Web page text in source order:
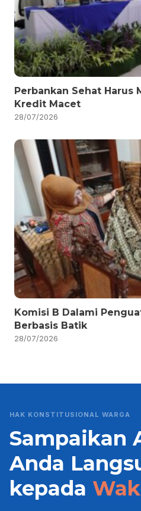
Perbankan Sehat Harus
Kredit Macet
28/07/2026
Komisi B Dalami
Berbasis Batik
28/07/2026
HAK KONSTITUSIONAL WARGA
Sampaikan
Anda
kepada